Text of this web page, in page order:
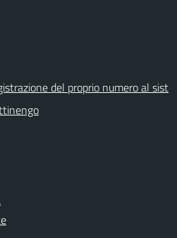
del proprio numero al sist